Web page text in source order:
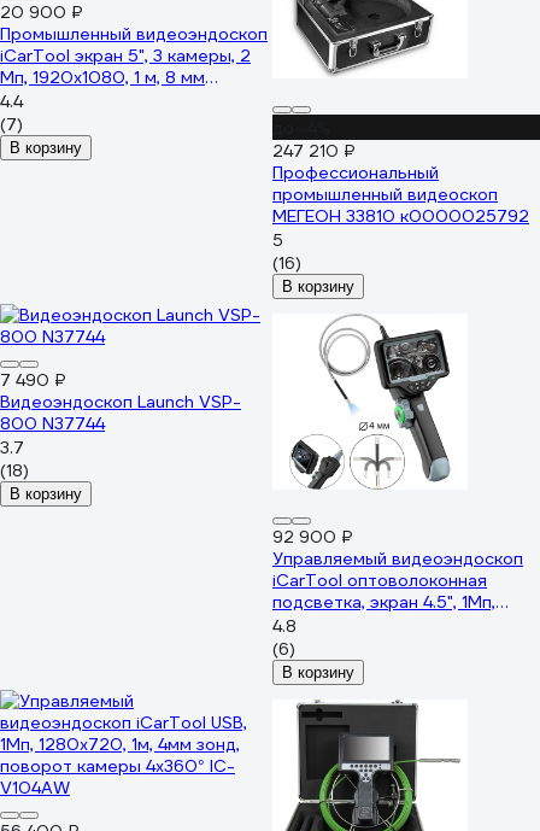
20 900 ₽
Промышленный видеоэндоскоп
iCarTool экран 5", 3 камеры, 2
Мп, 1920x1080, 1 м, 8 мм
сменный зонд IC-V116A
4.4
(7)
В корзину
247 210 ₽
Профессиональный
промышленный видеоскоп
МЕГЕОН 33810 к0000025792
5
(16)
В корзину
7 490 ₽
Видеоэндоскоп Launch VSP-
800 N37744
3.7
(18)
В корзину
92 900 ₽
Управляемый видеоэндоскоп
iCarTool оптоволоконная
подсветка, экран 4.5", 1Мп,
1280х720, 1м, 4мм зонд,
поворот камеры 360° IC-
VC1042WL
4.8
(6)
В корзину